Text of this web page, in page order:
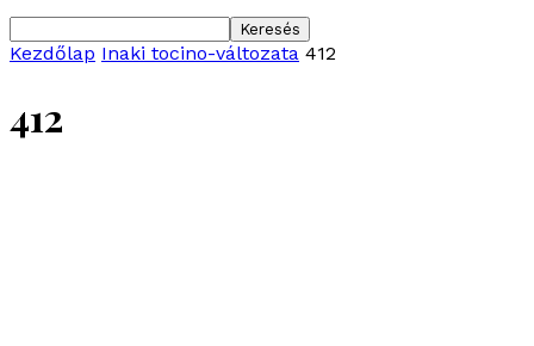
Kezdőlap Inaki tocino-változata 412
412